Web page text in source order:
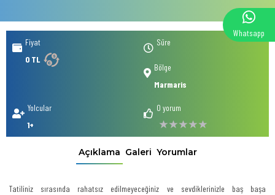
Fiyat
0 TL
Süre
Bölge
Marmaris
Yolcular
1+
0 yorum
Açıklama Galeri Yorumlar
Tatiliniz sırasında rahatsız edilmeyeceğiniz ve sevdiklerinizle baş başa
Whatsapp